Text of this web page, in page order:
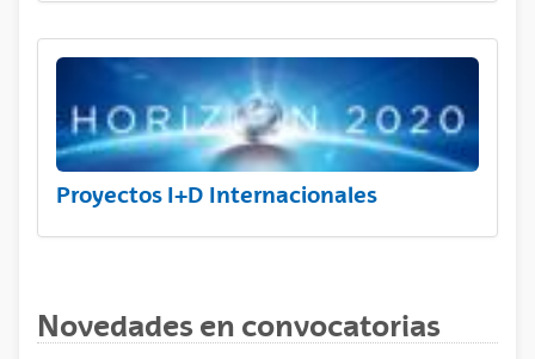
Proyectos I+D Internacionales
Novedades en convocatorias